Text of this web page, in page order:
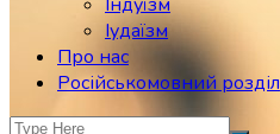
Іудаїзм
Про нас
Російськомовний розділ